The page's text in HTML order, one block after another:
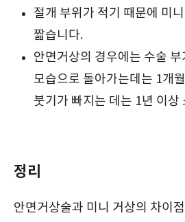
절개 부위가 적기 때문에 미
짧습니다.
안면거상의 경우에는 수술 부
모습으로 돌아가는데는 1개
붓기가 빠지는 데는 1년 이상
정리
안면거상술과 미니 거상의 차이